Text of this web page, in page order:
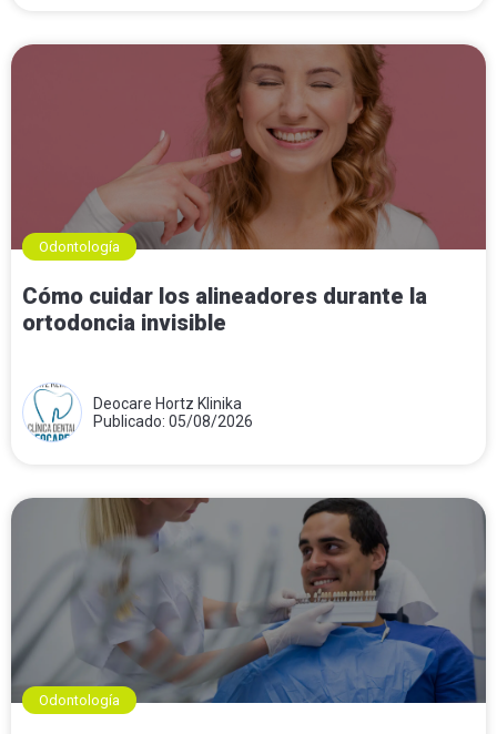
Odontología
Cómo cuidar los alineadores durante la
ortodoncia invisible
Deocare Hortz Klinika
Publicado: 05/08/2026
Odontología